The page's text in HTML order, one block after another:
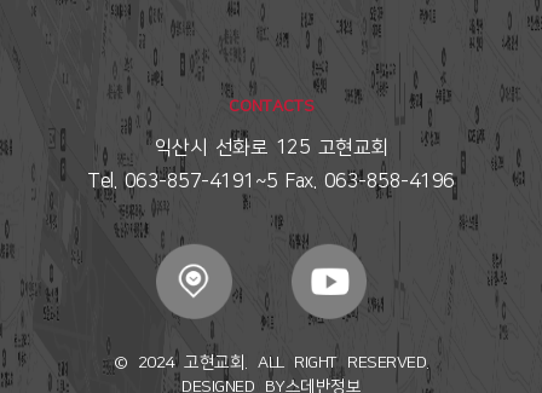
CONTACTS
익산시 선화로 125 고현교회
Tel. 063-857-4191~5 Fax. 063-858-4196
© 2024 고현교회. ALL RIGHT RESERVED.
DESIGNED BY스데반정보